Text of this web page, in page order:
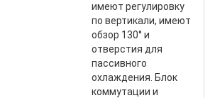
имеют регулировку
по вертикали, имеют
обзор 130° и
отверстия для
пассивного
охлаждения. Блок
коммутации и